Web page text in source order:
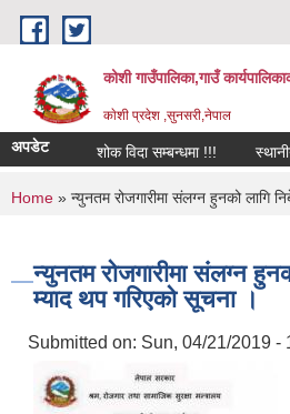
Skip to main content
कोशी गाउँपालिका,गाउँ
काेशी प्रदेश ,सुनसरी,नेपाल
अपडेट शोक विदा सम्बन्धमा !!!
You are here
Home » न्युनतम रोजगारीमा संलग्न हुनको लागि
न्युनतम रोजगारीमा संलग्न
म्याद थप गरिएको सूचना ।
Submitted on: Sun, 04/21/2019 -